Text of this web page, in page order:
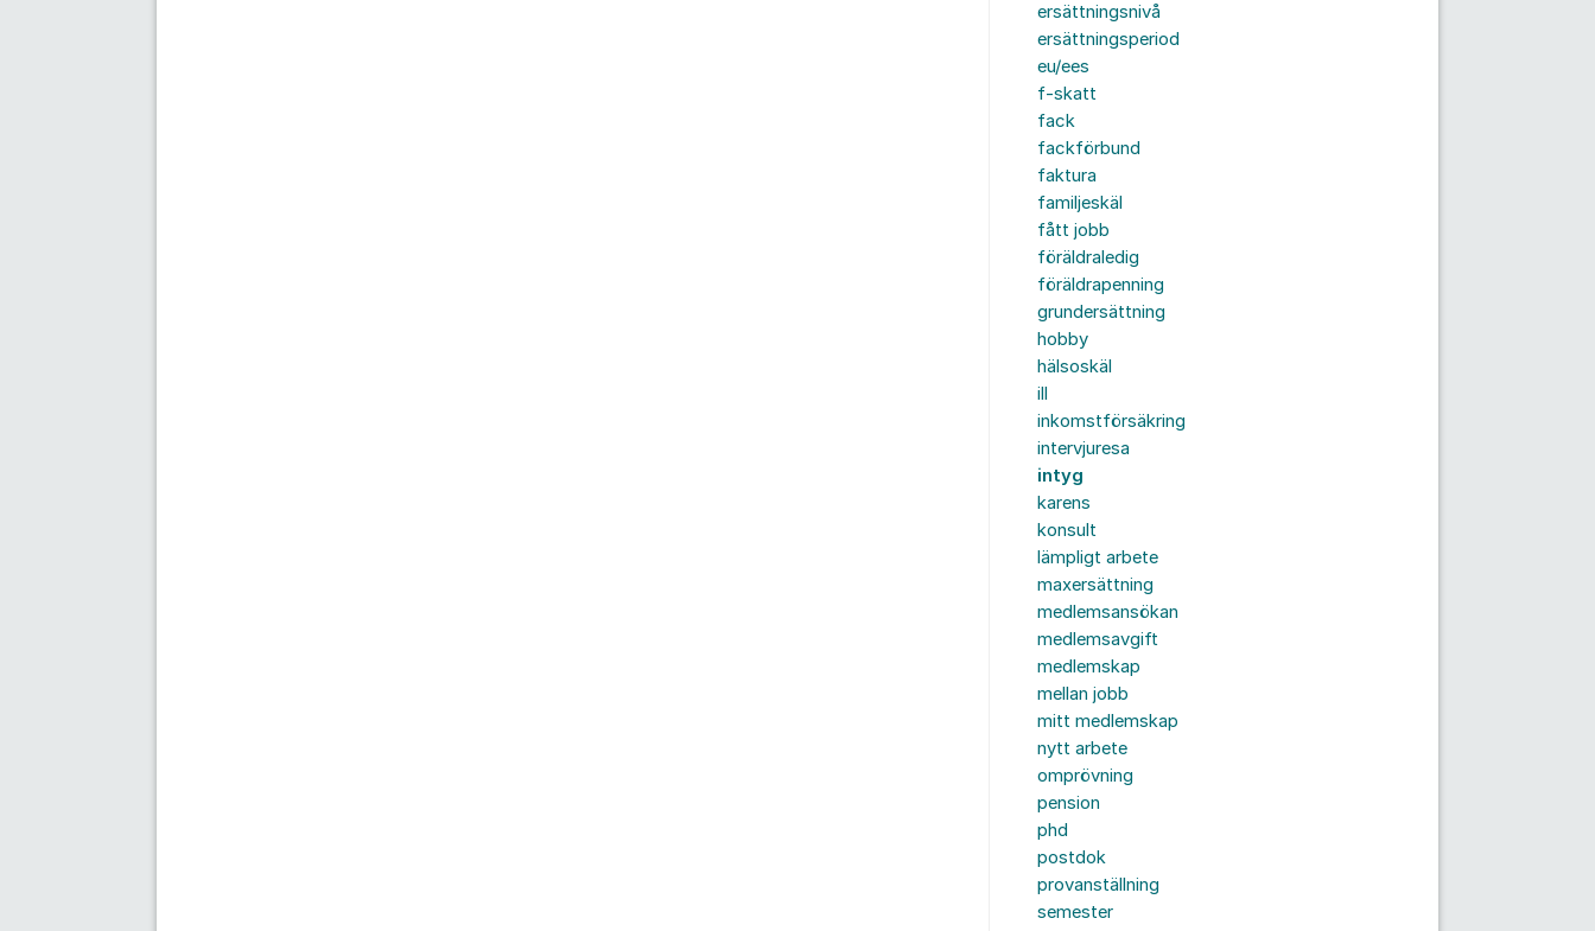
ersättningsnivå
ersättningsperiod
eu/ees
f-skatt
fack
fackförbund
faktura
familjeskäl
fått jobb
föräldraledig
föräldrapenning
grundersättning
hobby
hälsoskäl
ill
inkomstförsäkring
intervjuresa
intyg
karens
konsult
lämpligt arbete
maxersättning
medlemsansökan
medlemsavgift
medlemskap
mellan jobb
mitt medlemskap
nytt arbete
omprövning
pension
phd
postdok
provanställning
semester